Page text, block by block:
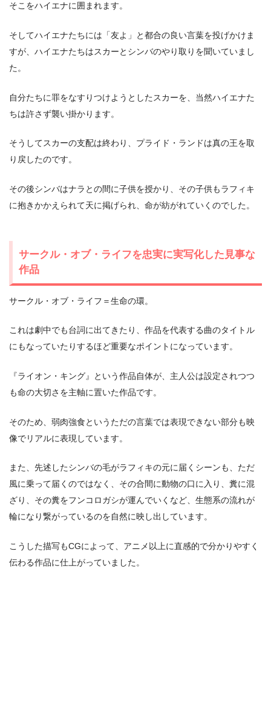
そこをハイエナに囲まれます。
そしてハイエナたちには「友よ」と都合の良い言葉を投げかけま
すが、ハイエナたちはスカーとシンバのやり取りを聞いていまし
た。
自分たちに罪をなすりつけようとしたスカーを、当然ハイエナた
ちは許さず襲い掛かります。
そうしてスカーの支配は終わり、プライド・ランドは真の王を取
り戻したのです。
その後シンバはナラとの間に子供を授かり、その子供もラフィキ
に抱きかかえられて天に掲げられ、命が紡がれていくのでした。
サークル・オブ・ライフを忠実に実写化した見事な
作品
サークル・オブ・ライフ＝生命の環。
これは劇中でも台詞に出てきたり、作品を代表する曲のタイトル
にもなっていたりするほど重要なポイントになっています。
『ライオン・キング』という作品自体が、主人公は設定されつつ
も命の大切さを主軸に置いた作品です。
そのため、弱肉強食というただの言葉では表現できない部分も映
像でリアルに表現しています。
また、先述したシンバの毛がラフィキの元に届くシーンも、ただ
風に乗って届くのではなく、その合間に動物の口に入り、糞に混
ざり、その糞をフンコロガシが運んでいくなど、生態系の流れが
輪になり繋がっているのを自然に映し出しています。
こうした描写もCGによって、アニメ以上に直感的で分かりやすく
伝わる作品に仕上がっていました。